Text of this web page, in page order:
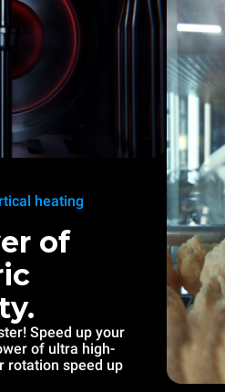
heating
of
Speed up your
of ultra high-
rotation speed up